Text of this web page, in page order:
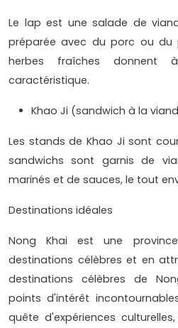
Le lap est une salade de
préparée avec du porc ou du
herbes fraîches
caractéristique.
Khao Ji (sandwich à la
Les stands de Khao Ji sont
sandwichs sont garnis de
marinés et de sauces, le tout
Destinations idéales
Nong Khai est une
destinations célèbres et en
destinations célèbres de
points d'intérêt
quête d'expériences